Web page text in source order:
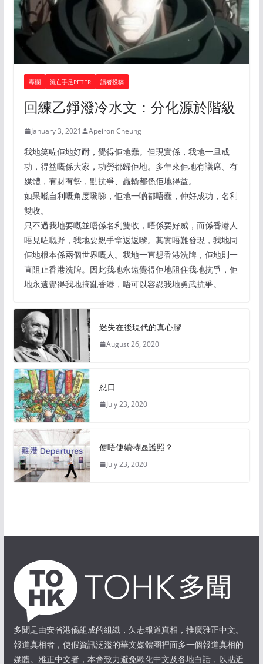
專欄 流亡手足PETER 讀者投稿
回練乙錚潑冷水文：分化源於階級
January 3, 2021 Apeiron Cheung
我地笑咗佢地好耐，覺得佢地蠢。但現實係，我地一旦成
功，得益嘅係大家，功勞都歸佢地。多年來佢地有議席、有
媒體，有財有勢，點抗爭、贏輸都係佢地得益。
如果喺自利嘅角度嚟睇，佢地一啲都唔蠢，仲好成功，名利
雙收。
只不過我地要嘅並唔係名利雙收，唔係要好威，而係香港人
唔見咗嘅野，我地要親手拿返返嚟。其實唔難發現，我地同
佢地根本係兩個世界嘅人。我地一直想香港洗牌，佢地則一
直阻止香港洗牌。因此我地永遠覺得佢地阻住我地抗爭，佢
地永遠覺得我地搞亂香港，唔可以容忍我地勇武抗爭。
迷失在後現代的真心膠
August 26, 2020
忍口
July 23, 2020
使唔使續特區護照？
July 23, 2020
多聞是由安省港僑組成的組織，矢志報道真相，推廣雅正中文。
報道真相者，使假資訊泛濫的華文媒體圈裡面多一個報道真相的
媒體。雅正中文者，本會致力避免歐化中文及各地白話，以貼近